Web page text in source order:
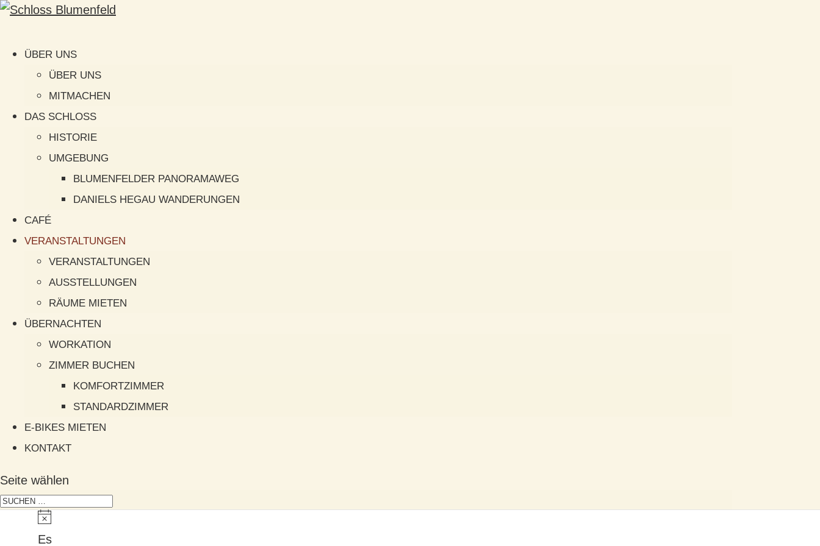
ÜBER UNS
ÜBER UNS
MITMACHEN
DAS SCHLOSS
HISTORIE
UMGEBUNG
BLUMENFELDER PANORAMAWEG
DANIELS HEGAU WANDERUNGEN
CAFÉ
VERANSTALTUNGEN
VERANSTALTUNGEN
AUSSTELLUNGEN
RÄUME MIETEN
ÜBERNACHTEN
WORKATION
ZIMMER BUCHEN
KOMFORTZIMMER
STANDARDZIMMER
E-BIKES MIETEN
KONTAKT
Seite wählen
Es